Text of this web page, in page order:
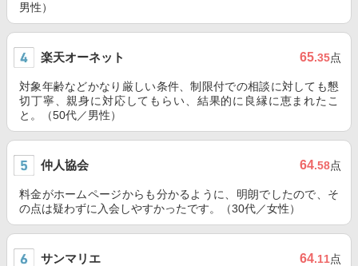
男性）
楽天オーネット 65.35点
対象年齢などかなり厳しい条件、制限付での相談に対しても懇
切丁寧、親身に対応してもらい、結果的に良縁に恵まれたこ
と。（50代／男性）
仲人協会 64.58点
料金がホームページからも分かるように、明朗でしたので、そ
の点は疑わずに入会しやすかったです。（30代／女性）
サンマリエ 64.11点